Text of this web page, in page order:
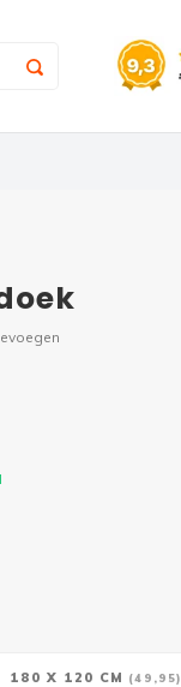
180 X 120 CM (49,95)